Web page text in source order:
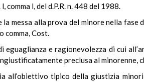
comma l, del d.P.R. n. 448 del 1988.
messa alla prova del minore nella
comma, Cost.
eguaglianza e ragionevolezza di cui
preclusa al minorenne,
all’obiettivo tipico della giustizia